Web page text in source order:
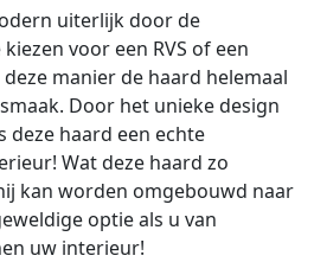
uiterlijk door de
voor een RVS of een
manier de haard helemaal
Door het unieke design
deze haard een echte
Wat deze haard zo
kan worden omgebouwd naar
optie als u van
uw interieur!